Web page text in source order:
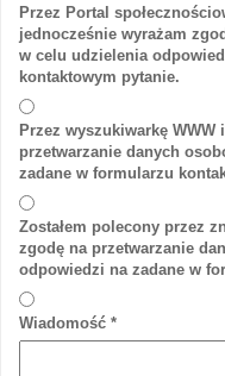
Przez Portal
jednocześnie wyrażam
w celu udzielenia
kontaktowym pytanie.
Przez wyszukiwarkę
przetwarzanie danych
zadane w formularzu
Zostałem polecony przez
zgodę na przetwarzanie
odpowiedzi na zadane w
Wiadomość *